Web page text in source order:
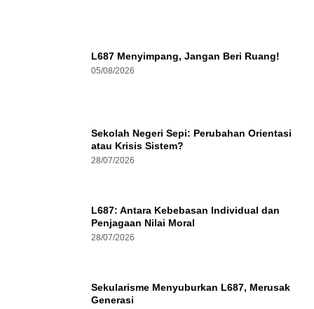
L687 Menyimpang, Jangan Beri Ruang!
05/08/2026
Sekolah Negeri Sepi: Perubahan Orientasi
atau Krisis Sistem?
28/07/2026
L687: Antara Kebebasan Individual dan
Penjagaan Nilai Moral
28/07/2026
Sekularisme Menyuburkan L687, Merusak
Generasi